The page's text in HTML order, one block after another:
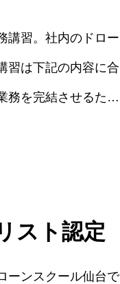
講習。社内のドロー
習は下記の内容に合
務を完結させるた
した講習です。 ドローンの業務を社内で完結したい ドロ
スト認定
ーンスクール仙台で